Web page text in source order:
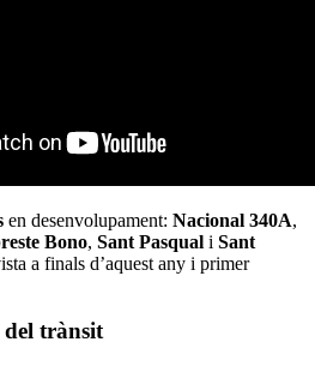
en desenvolupament: Nacional 340A,
Bono, Sant Pasqual i Sant
a finals d’aquest any i primer
del trànsit